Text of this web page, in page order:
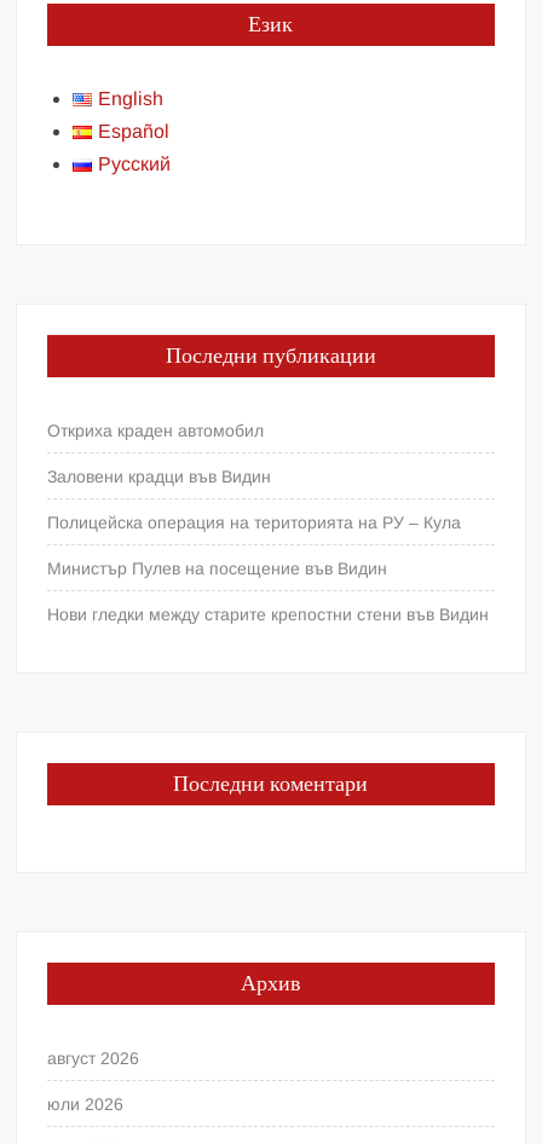
Език
English
Español
Русский
Последни публикации
Откриха краден автомобил
Заловени крадци във Видин
Полицейска операция на територията на РУ – Кула
Министър Пулев на посещение във Видин
Нови гледки между старите крепостни стени във Видин
Последни коментари
Архив
август 2026
юли 2026